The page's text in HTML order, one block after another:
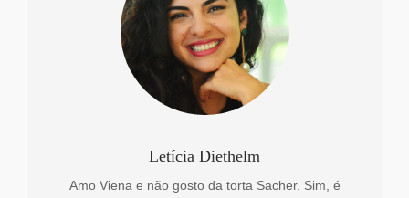
Letícia Diethelm
Amo Viena e não gosto da torta Sacher. Sim, é